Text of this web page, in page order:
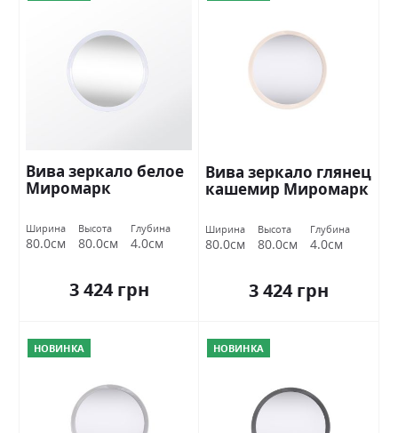
Вива зеркало белое
Миромарк
Ширина
80.0см
Высота
80.0см
Глубина
4.0см
3 424 грн
Вива зеркало глянец
кашемир Миромарк
Ширина
80.0см
Высота
80.0см
Глубина
4.0см
3 424 грн
НОВИНКА НОВИНКА